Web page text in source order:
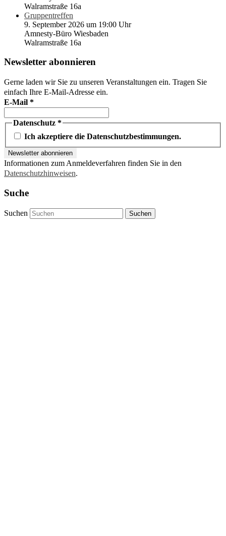
Walramstraße 16a
Gruppentreffen
9. September 2026 um 19:00 Uhr
Amnesty-Büro Wiesbaden
Walramstraße 16a
Newsletter abonnieren
Gerne laden wir Sie zu unseren Veranstaltungen ein. Tragen Sie
einfach Ihre E-Mail-Adresse ein.
E-Mail *
Datenschutz *
Ich akzeptiere die Datenschutzbestimmungen.
Informationen zum Anmeldeverfahren finden Sie in den
Datenschutzhinweisen.
Suche
Suchen